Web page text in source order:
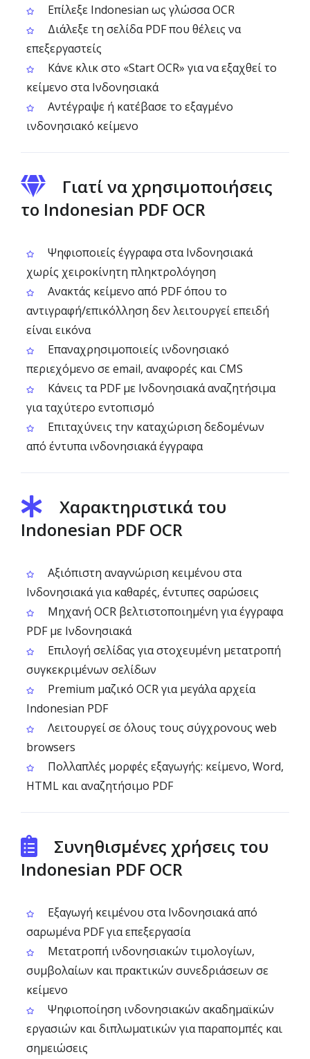
Επίλεξε Indonesian ως γλώσσα OCR
Διάλεξε τη σελίδα PDF που θέλεις να
επεξεργαστείς
Κάνε κλικ στο «Start OCR» για να εξαχθεί το
κείμενο στα Ινδονησιακά
Αντέγραψε ή κατέβασε το εξαγμένο
ινδονησιακό κείμενο
Γιατί να χρησιμοποιήσεις
το Indonesian PDF OCR
Ψηφιοποιείς έγγραφα στα Ινδονησιακά
χωρίς χειροκίνητη πληκτρολόγηση
Ανακτάς κείμενο από PDF όπου το
αντιγραφή/επικόλληση δεν λειτουργεί επειδή
είναι εικόνα
Επαναχρησιμοποιείς ινδονησιακό
περιεχόμενο σε email, αναφορές και CMS
Κάνεις τα PDF με Ινδονησιακά αναζητήσιμα
για ταχύτερο εντοπισμό
Επιταχύνεις την καταχώριση δεδομένων
από έντυπα ινδονησιακά έγγραφα
Χαρακτηριστικά του
Indonesian PDF OCR
Αξιόπιστη αναγνώριση κειμένου στα
Ινδονησιακά για καθαρές, έντυπες σαρώσεις
Μηχανή OCR βελτιστοποιημένη για έγγραφα
PDF με Ινδονησιακά
Επιλογή σελίδας για στοχευμένη μετατροπή
συγκεκριμένων σελίδων
Premium μαζικό OCR για μεγάλα αρχεία
Indonesian PDF
Λειτουργεί σε όλους τους σύγχρονους web
browsers
Πολλαπλές μορφές εξαγωγής: κείμενο, Word,
HTML και αναζητήσιμο PDF
Συνηθισμένες χρήσεις του
Indonesian PDF OCR
Εξαγωγή κειμένου στα Ινδονησιακά από
σαρωμένα PDF για επεξεργασία
Μετατροπή ινδονησιακών τιμολογίων,
συμβολαίων και πρακτικών συνεδριάσεων σε
κείμενο
Ψηφιοποίηση ινδονησιακών ακαδημαϊκών
εργασιών και διπλωματικών για παραπομπές και
σημειώσεις